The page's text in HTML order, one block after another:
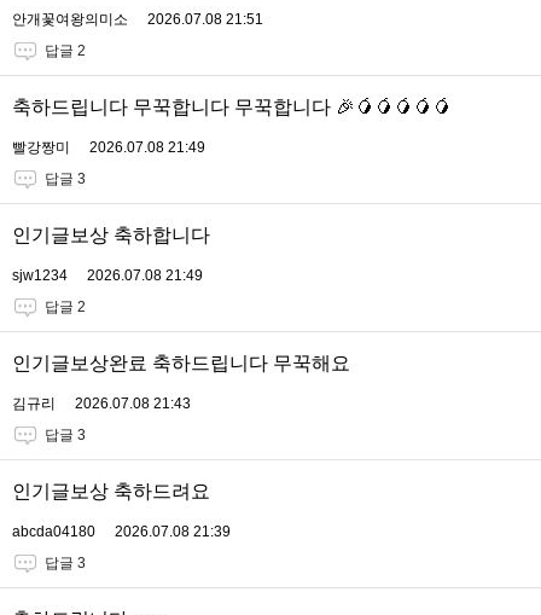
안개꽃여왕의미소
2026.07.08 21:51
답글 2
축하드립니다 무꾹합니다 무꾹합니다 🎉🥭🥭🥭🥭🥭
빨강짱미
2026.07.08 21:49
답글 3
인기글보상 축하합니다
sjw1234
2026.07.08 21:49
답글 2
인기글보상완료 축하드립니다 무꾹해요
김규리
2026.07.08 21:43
답글 3
인기글보상 축하드려요
abcda04180
2026.07.08 21:39
답글 3